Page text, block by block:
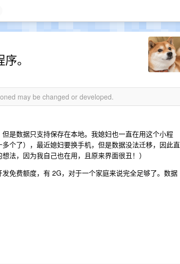
。
may be changed or developed.
是数据只支持保存在本地。我媳妇也一直在用这个小程
个了），最近媳妇要换手机，但是数据没法迁移，因此直
法，因为我自己也在用，且原来界面很丑！）
免费额度，有 2G，对于一个家庭来说完全足够了。数据